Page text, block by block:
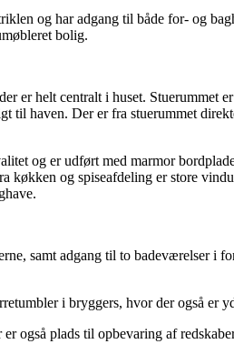
og har adgang til både for- og
bolig.
er helt centralt i huset. Stuerummet
til haven. Der er fra stuerummet
og er udført med marmor
og spiseafdeling er store
samt adgang til to badeværelser i
i bryggers, hvor der også er
også plads til opbevaring af